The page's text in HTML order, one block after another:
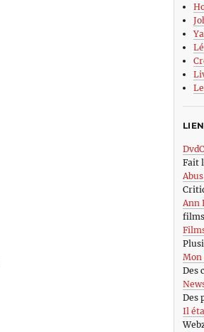
Fait
Ann
films
Mon
Des
Des
Il